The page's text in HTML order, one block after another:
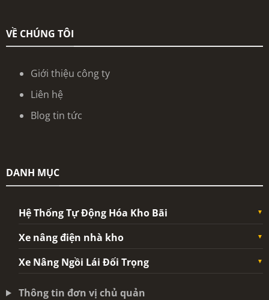
VỀ CHÚNG TÔI
Giới thiệu công ty
Liên hệ
Blog tin tức
DANH MỤC
Hệ Thống Tự Động Hóa Kho Bãi
Xe nâng điện nhà kho
Xe Nâng Ngồi Lái Đối Trọng
Thông tin đơn vị chủ quản